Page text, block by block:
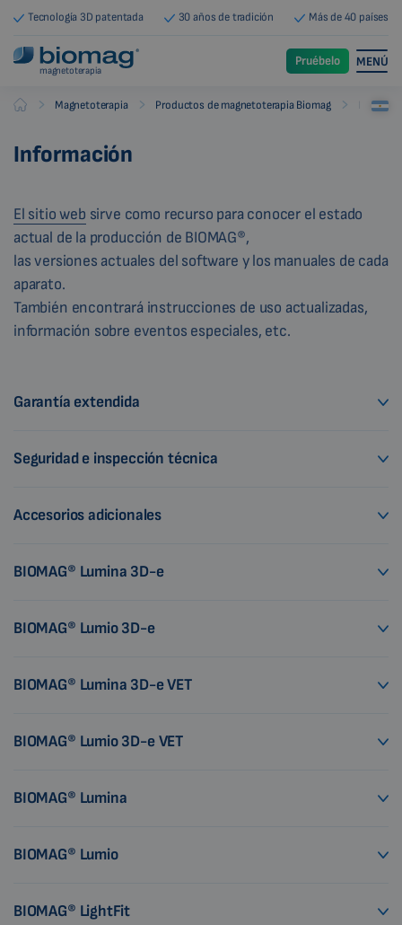
Tecnología 3D patentada 30 años de tradición Más de 40 países
magnetoterapia
Pruébelo MENÚ
Biomag Magnetoterapia Productos de magnetoterapia Biomag
Información
El sitio web sirve como recurso para conocer el estado
actual de la producción de BIOMAG®,
las versiones actuales del software y los manuales de cada
aparato.
También encontrará instrucciones de uso actualizadas,
información sobre eventos especiales, etc.
Garantía extendida
Seguridad e inspección técnica
Accesorios adicionales
BIOMAG® Lumina 3D-e
BIOMAG® Lumio 3D-e
BIOMAG® Lumina 3D-e VET
BIOMAG® Lumio 3D-e VET
BIOMAG® Lumina
BIOMAG® Lumio
BIOMAG® LightFit